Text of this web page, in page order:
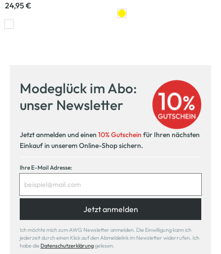
24,95 €
Modeglück im Abo:
unser Newsletter
Jetzt anmelden und einen 10% Gutschein für Ihren nächsten
Einkauf in unserem Online-Shop sichern.
Ihre E-Mail Adresse:
Jetzt anmelden
Ich möchte mich zum AWG Newsletter anmelden. Die Einwilligung kann ich
jederzeit durch einen Klick auf den Abmeldelink im Newsletter widerrufen. Ich
habe die Datenschutzerklärunggelesen.